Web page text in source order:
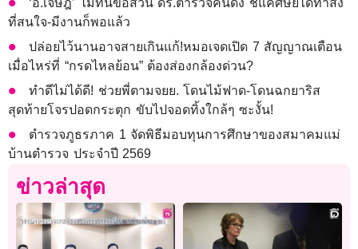
‘อ.เจษฎ์’ ไม่ทนขอสวน ดร.ตำรวจคนดัง ชี้แค่ศิษย์ได้ทำสิ่ง
ที่สนใจ-มีงานก็พอแล้ว
ปล่อยไว้นานอาจสายเกินแก้!หมอเจดเปิด 7 สัญญาณเตือน
เมื่อไหร่ที่ “กรดไหลย้อน” ต้องส่องกล้องด่วน?
ทำดีไม่ได้ดี! ช่วยพี่ตามจยย. โดนไม้ฟาด-โดนฉกยาริส
สุดท้ายโจรปอดกระตุก ขับไปจอดทิ้งใกล้ๆ ซะงั้น!
ตำรวจภูธรภาค 1 จัดพิธีมอบทุนการศึกษาของสมาคมแม่
บ้านตำรวจ ประจำปี 2569
ข่าวล่าสุด